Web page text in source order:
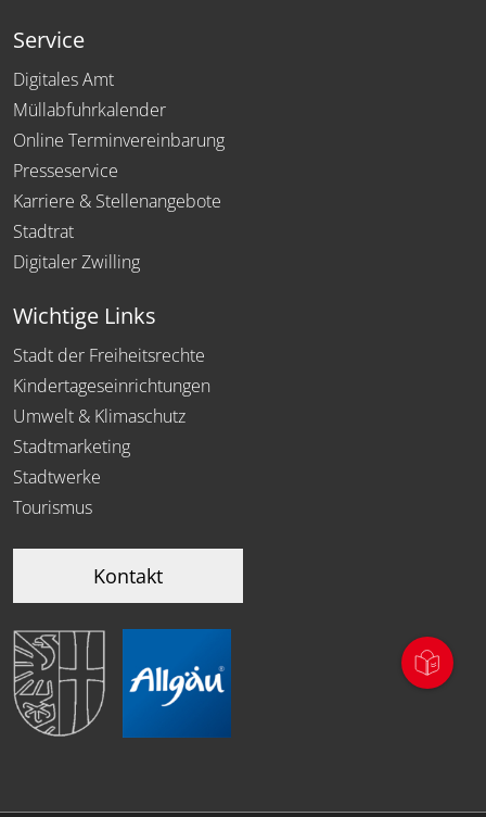
Service
Digitales Amt
Müllabfuhrkalender
Online Terminvereinbarung
Presseservice
Karriere & Stellenangebote
Stadtrat
Digitaler Zwilling
Wichtige Links
Stadt der Freiheitsrechte
Kindertageseinrichtungen
Umwelt & Klimaschutz
Stadtmarketing
Stadtwerke
Tourismus
Kontakt